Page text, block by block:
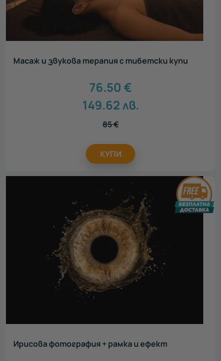
Масаж и звукова терапия с тибетски купи
76.50 €
149.62лв.
85€
КУПИ
Ирисова фотография + рамка и ефект